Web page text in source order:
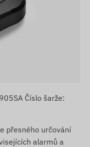
Číslo šarže:
přesného určování
alarmů a